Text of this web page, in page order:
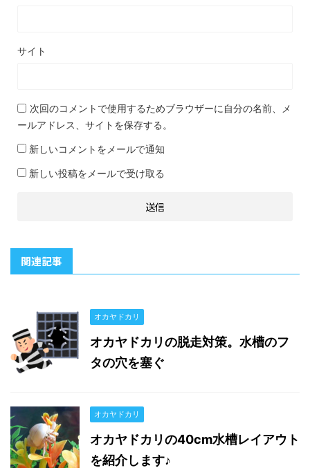
サイト
次回のコメントで使用するためブラウザーに自分の名前、メ
ールアドレス、サイトを保存する。
新しいコメントをメールで通知
新しい投稿をメールで受け取る
関連記事
オカヤドカリ
オカヤドカリの脱走対策。水槽のフ
タの穴を塞ぐ
オカヤドカリ
オカヤドカリの40cm水槽レイアウト
を紹介します♪